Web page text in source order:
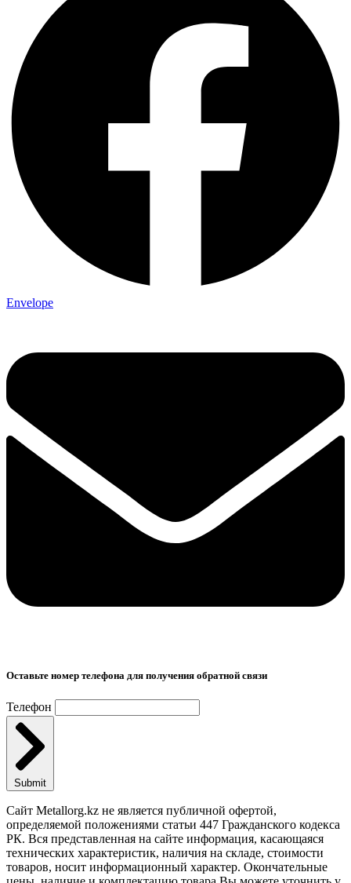
Envelope
Оставьте номер телефона для получения обратной связи
Телефон
Submit
Сайт Metallorg.kz не является публичной офертой,
определяемой положениями статьи 447 Гражданского кодекса
РК. Вся представленная на сайте информация, касающаяся
технических характеристик, наличия на складе, стоимости
товаров, носит информационный характер. Окончательные